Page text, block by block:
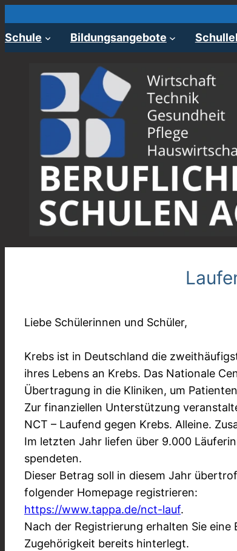
springen
Schule Bildungsangebote
Liebe Schülerinnen und Schüler,
Krebs ist in Deutschland die
ihres Lebens an Krebs. Das Nationale
Übertragung in die Kliniken, um
Zur finanziellen Unterstützung
NCT – Laufend gegen Krebs. Alleine.
Im letzten Jahr liefen über 9.000
spendeten.
Dieser Betrag soll in diesem Jahr
folgender Homepage registrieren:
https://www.tappa.de/nct-lauf.
Nach der Registrierung erhalten Sie
Zugehörigkeit bereits hinterlegt.